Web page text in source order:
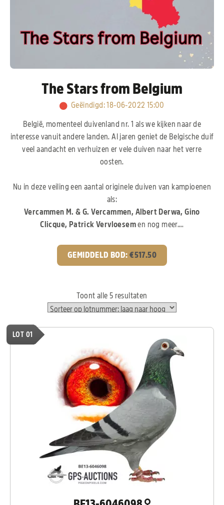
The Stars from Belgium
Geëindigd :18-06-2022 15:00
België, momenteel duivenland nr. 1 als we kijken naar de
interesse vanuit andere landen. Al jaren geniet de Belgische duif
veel aandacht en verhuizen er vele duiven naar het verre
oosten.
Nu in deze veiling een aantal originele duiven van kampioenen
als:
Vercammen M. & G. Vercammen, Albert Derwa, Gino
Clicque, Patrick Vervloesemen nog meer….
GEMIDDELD BOD:€517.50
Toont alle 5 resultaten
LOT 01